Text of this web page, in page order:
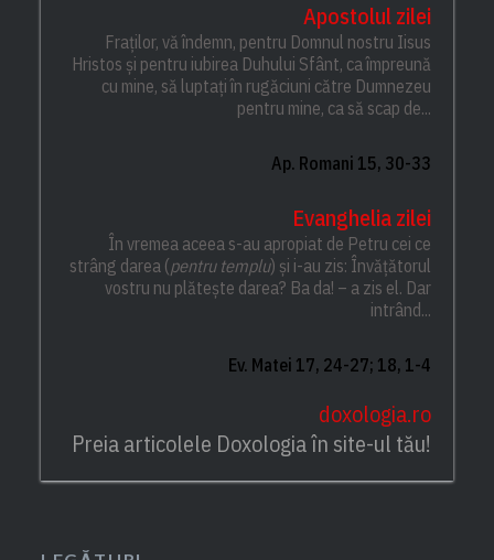
Apostolul zilei
Fraților, vă îndemn, pentru Domnul nostru Iisus
Hristos și pentru iubirea Duhului Sfânt, ca împreună
cu mine, să luptați în rugăciuni către Dumnezeu
pentru mine, ca să scap de...
Ap. Romani 15, 30-33
Evanghelia zilei
În vremea aceea s-au apropiat de Petru cei ce
strâng darea (pentru templu) și i-au zis: Învățătorul
vostru nu plătește darea? Ba da! – a zis el. Dar
intrând...
Ev. Matei 17, 24-27; 18, 1-4
doxologia.ro
Preia articolele Doxologia în site-ul tău!